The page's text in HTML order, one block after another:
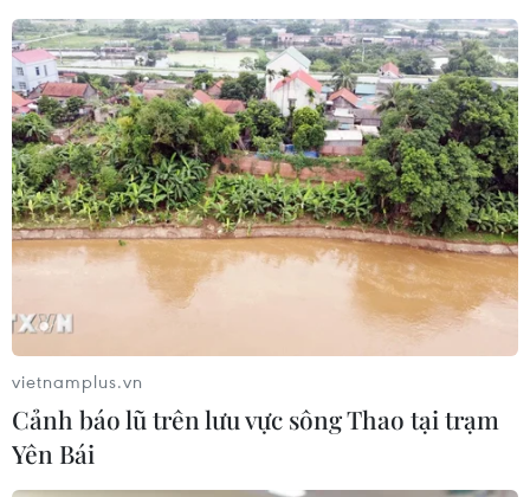
vietnamplus.vn
Cảnh báo lũ trên lưu vực sông Thao tại trạm
Yên Bái